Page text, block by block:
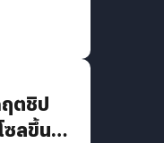
จสี
ฤตชิป
ซลขึ้น